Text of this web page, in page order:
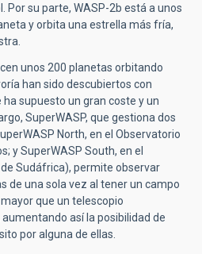
Por su parte, WASP-2b está a unos
y orbita una estrella más fría,
unos 200 planetas orbitando
han sido descubiertos con
supuesto un gran coste y un
SuperWASP, que gestiona dos
North, en el Observatorio
y SuperWASP South, en el
Sudáfrica), permite observar
de una sola vez al tener un campo
que un telescopio
así la posibilidad de
por alguna de ellas.